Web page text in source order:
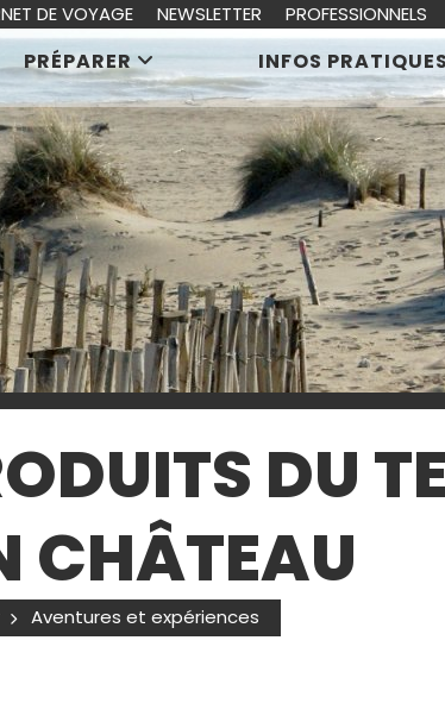
DU
CHÂTEAU
Aventures et expériences
PRÉPARER INFOS PRATIQUES
DE VOYAGE NEWSLETTER PROFESSIONNELS